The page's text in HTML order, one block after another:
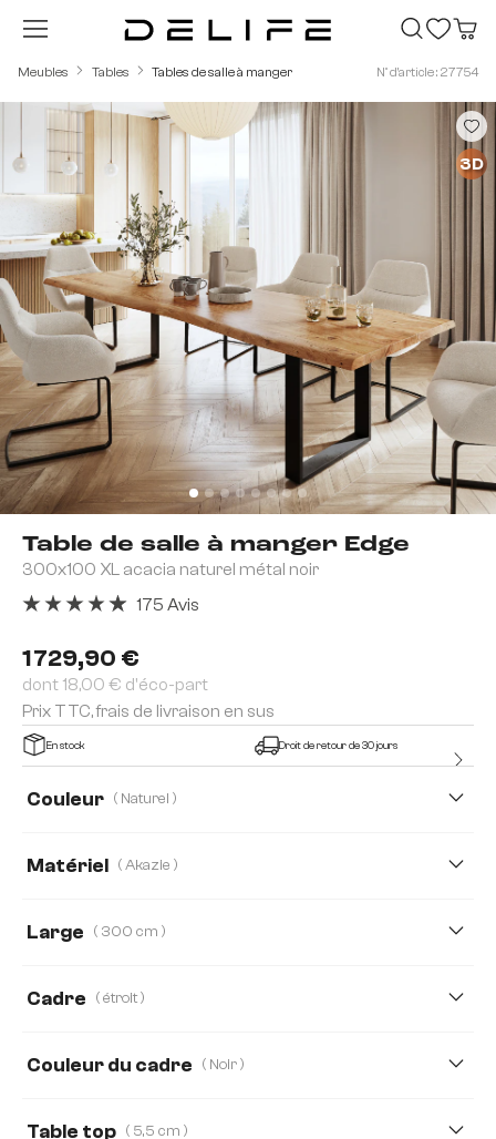
Passer au contenu principal
Meubles Tables Tables de salle à manger N° d'article : 27754
Table de salle à manger Edge
300x100 XL acacia naturel métal noir
1 729,90 €
dont 18,00 € d'éco-part
Prix TTC, frais de livraison en sus
175 Avis
En stock Droit de retour de 30 jours
Couleur ( Naturel )
Matériel ( Akazie )
Large ( 300 cm )
240 cm
Cadre ( étroit )
Couleur du cadre ( Noir )
Table top ( 5,5 cm )
Ignorer la galerie d'images
3D